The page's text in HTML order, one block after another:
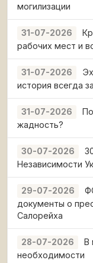
могилизации
31-07-2026
рабочих мест и
31-07-2026
история всегда
31-07-2026
жадность?
30-07-2026
Независимости
29-07-2026
документы о
Салорейха
28-07-2026
В
необходимости